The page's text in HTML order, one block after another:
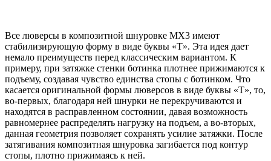
Все люверсы в композитной шнуровке МХ3 имеют
стабилизирующую форму в виде буквы «Т». Эта идея дает
немало преимуществ перед классическим вариантом. К
примеру, при затяжке стенки ботинка плотнее прижимаются к
подъему, создавая чувство единства стопы с ботинком. Что
касается оригинальной формы люверсов в виде буквы «Т», то,
во-первых, благодаря ней шнурки не перекручиваются и
находятся в расправленном состоянии, давая возможность
равномернее распределять нагрузку на подъем, а во-вторых,
данная геометрия позволяет сохранять усилие затяжки. После
затягивания композитная шнуровка загибается под контур
стопы, плотно прижимаясь к ней.